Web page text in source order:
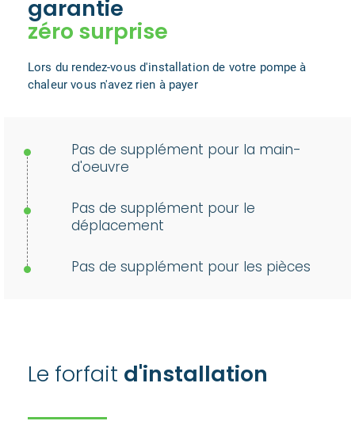
garantie
zéro surprise
Lors du rendez-vous d'installation de votre pompe à
chaleur vous n'avez rien à payer
Pas de supplément pour la main-
d'oeuvre
Pas de supplément pour le
déplacement
Pas de supplément pour les pièces
Le forfait d'installation